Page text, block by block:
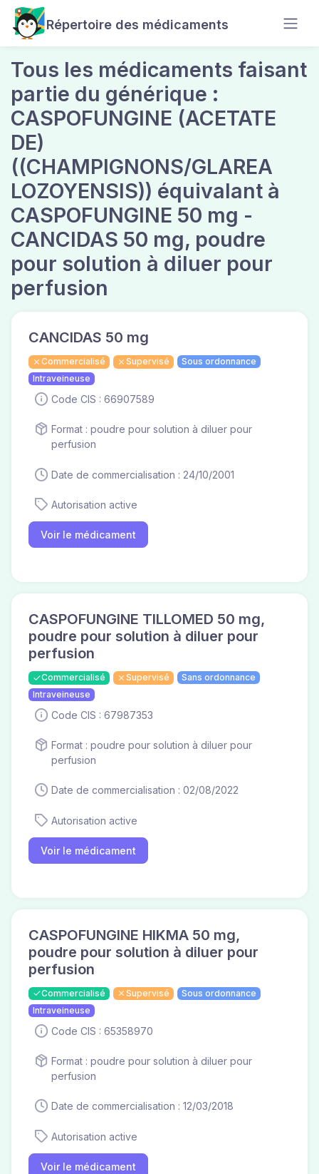
Répertoire des médicaments
Tous les médicaments faisant
partie du générique :
CASPOFUNGINE (ACETATE
DE)
((CHAMPIGNONS/GLAREA
LOZOYENSIS)) équivalant à
CASPOFUNGINE 50 mg -
CANCIDAS 50 mg, poudre
pour solution à diluer pour
perfusion
CANCIDAS 50 mg
Commercialisé Supervisé
Sous ordonnance
Intraveineuse
Code CIS : 66907589
Format : poudre pour solution à diluer pour
perfusion
Date de commercialisation : 24/10/2001
Autorisation active
Voir le médicament
CASPOFUNGINE TILLOMED 50 mg,
poudre pour solution à diluer pour
perfusion
Commercialisé Supervisé
Sans ordonnance
Intraveineuse
Code CIS : 67987353
Format : poudre pour solution à diluer pour
perfusion
Date de commercialisation : 02/08/2022
Autorisation active
Voir le médicament
CASPOFUNGINE HIKMA 50 mg,
poudre pour solution à diluer pour
perfusion
Commercialisé Supervisé
Sous ordonnance
Intraveineuse
Code CIS : 65358970
Format : poudre pour solution à diluer pour
perfusion
Date de commercialisation : 12/03/2018
Autorisation active
Voir le médicament